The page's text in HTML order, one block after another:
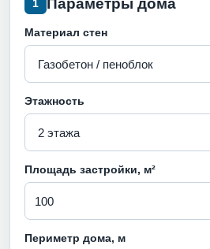
1
Материал стен
Этажность
Площадь застройки, м²
Периметр дома, м